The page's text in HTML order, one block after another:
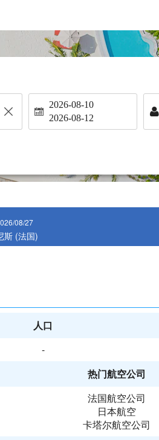
2026-08-10
2026-08-12
08/27
斯 (法国)
人口
-
热门航空公司
法国航空公司
日本航空
卡塔尔航空公司